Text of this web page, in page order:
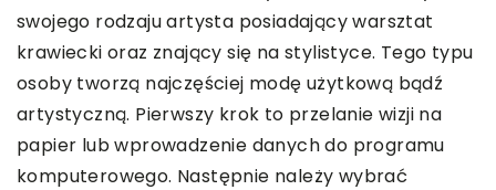
swojego rodzaju artysta posiadający warsztat
krawiecki oraz znający się na stylistyce. Tego typu
osoby tworzą najczęściej modę użytkową bądź
artystyczną. Pierwszy krok to przelanie wizji na
papier lub wprowadzenie danych do programu
komputerowego. Następnie należy wybrać